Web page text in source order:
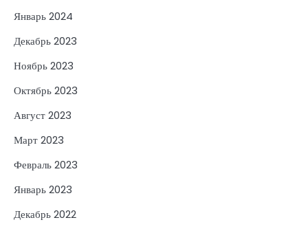
Январь 2024
Декабрь 2023
Ноябрь 2023
Октябрь 2023
Август 2023
Март 2023
Февраль 2023
Январь 2023
Декабрь 2022